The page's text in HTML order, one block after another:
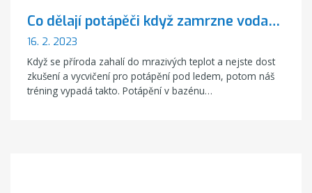
Co dělají potápěči když zamrzne voda…
16. 2. 2023
Když se příroda zahalí do mrazivých teplot a nejste dost
zkušení a vycvičení pro potápění pod ledem, potom náš
tréning vypadá takto. Potápění v bazénu…